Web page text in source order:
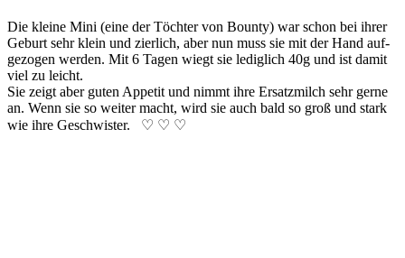
Die kleine Mini (eine der Töch­ter von Boun­ty) war schon bei ihr­er
Ge­burt sehr klein und zier­lich, aber nun muss sie mit der Hand auf­
ge­zo­gen wer­den. Mit 6 Ta­gen wiegt sie ledig­lich 40g und ist damit
viel zu leicht.
Sie zeigt aber gut­en Appe­tit und nimmt ihre Er­satz­milch sehr ger­ne
an. Wenn sie so wei­ter macht, wird sie auch bald so groß und stark
wie ihre Ge­schwis­ter. ♡ ♡ ♡